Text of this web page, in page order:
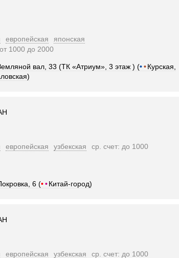
европейская
японская
1000 до 2000
вал, 33 (ТК «Атриум», 3 этаж ) (•• Курская,
европейская узбекская ср. счет: до 1000
6 (•• Китай-город)
европейская узбекская ср. счет: до 1000